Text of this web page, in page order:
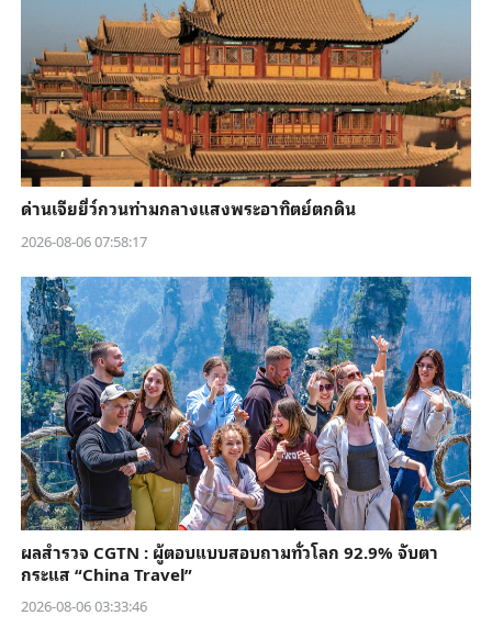
ด่านเจียยี่ว์กวนท่ามกลางแสงพระอาทิตย์ตกดิน
2026-08-06 07:58:17
ผลสำรวจ CGTN : ผู้ตอบแบบสอบถามทั่วโลก 92.9% จับตา
กระแส “China Travel”
2026-08-06 03:33:46